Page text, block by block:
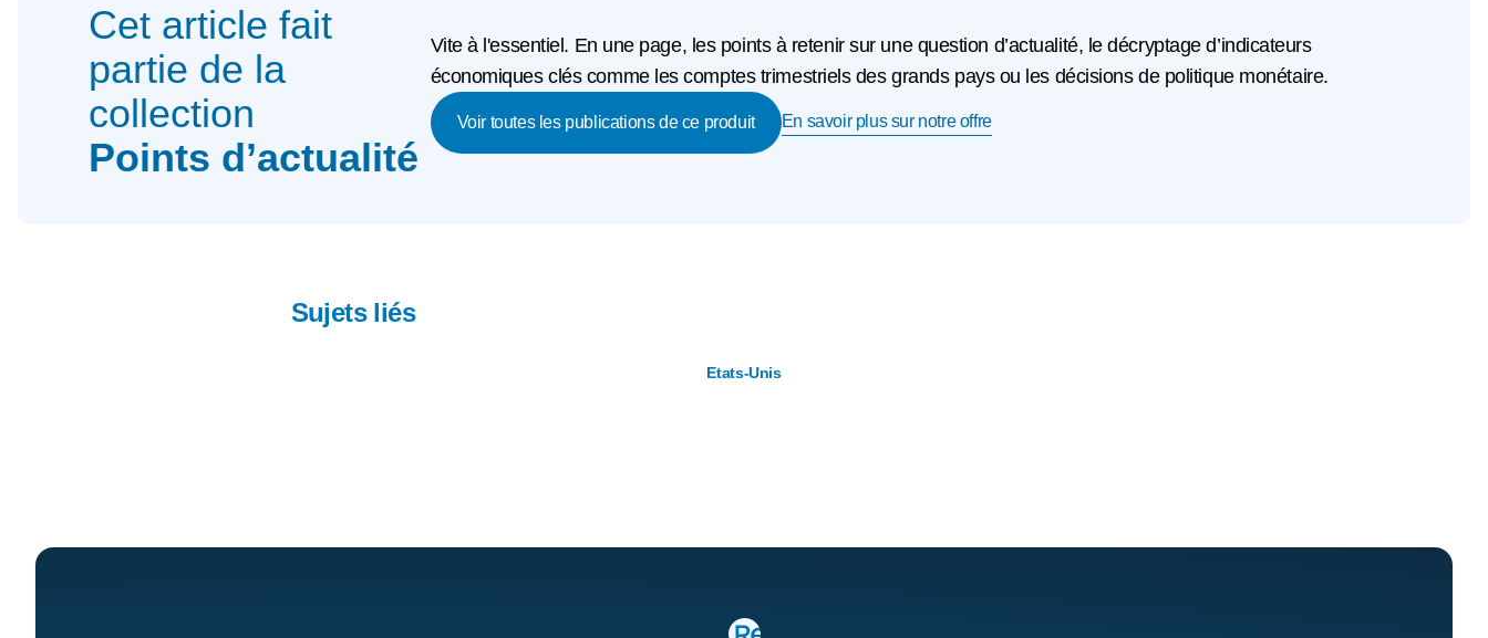
Cet article fait
partie de la
collection
Points d’actualité
Vite à l'essentiel. En une page, les points à retenir sur une question d’actualité, le décryptage d’indicateurs
économiques clés comme les comptes trimestriels des grands pays ou les décisions de politique monétaire.
Voir toutes les publications de ce produit En savoir plus sur notre offre
Sujets liés
Etats-Unis